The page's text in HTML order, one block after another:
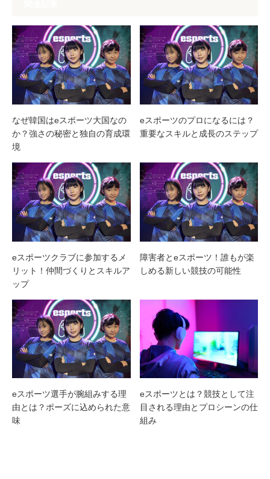
なぜ韓国はeスポーツ大国なの
か？強さの秘密と独自の育成環
境
eスポーツのプロになるには？
重要なスキルと成長のステップ
eスポーツクラブに参加するメ
リット！仲間づくりとスキルア
ップ
障害者とeスポーツ！誰もが楽
しめる新しい競技の可能性
eスポーツ選手が腕組みする理
由とは？ポーズに込められた意
味
eスポーツとは？競技として注
目される理由とプロシーンの仕
組み